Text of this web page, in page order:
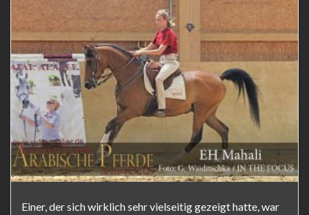
Einer, der sich wirklich sehr vielseitig gezeigt hatte, war